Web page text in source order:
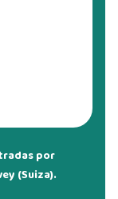
por
(Suiza).